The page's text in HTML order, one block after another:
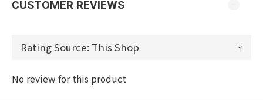
CUSTOMER REVIEWS
No review for this product